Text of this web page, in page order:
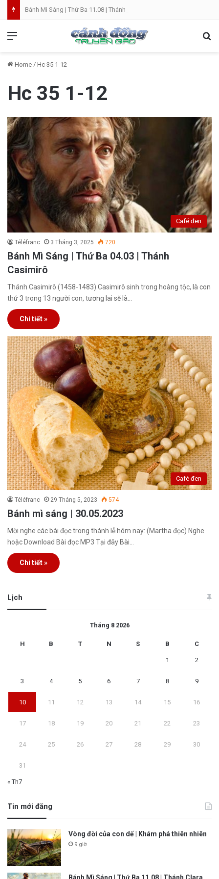
Bánh Mì Sáng | Thứ Ba 11.08 | Thánh Clara, trinh nữ
Home / Hc 35 1-12
Hc 35 1-12
Café đen
Téléfranc 3 Tháng 3, 2025 720
Bánh Mì Sáng | Thứ Ba 04.03 | Thánh
Casimirô
Thánh Casimirô (1458-1483) Casimirô sinh trong hoàng tộc, là con
thứ 3 trong 13 người con, tương lai sẽ là…
Chi tiết »
Café đen
Téléfranc 29 Tháng 5, 2023 574
Bánh mì sáng | 30.05.2023
Mời nghe các bài đọc trong thánh lễ hôm nay: (Martha đọc) Nghe
hoặc Download Bài đọc MP3 Tại đây Bài…
Chi tiết »
Lịch
Tháng 8 2026
H B T N S B C
1 2
3 4 5 6 7 8 9
10 11 12 13 14 15 16
17 18 19 20 21 22 23
24 25 26 27 28 29 30
31
« Th7
Tin mới đăng
Vòng đời của con dế | Khám phá thiên nhiên
9 giờ